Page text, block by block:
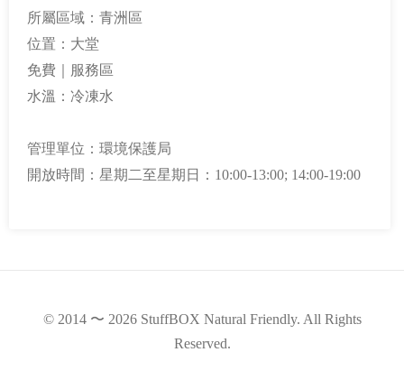
所屬區域：青洲區
位置：大堂
免費｜服務區
水溫：冷凍水
管理單位：環境保護局
開放時間：星期二至星期日：10:00-13:00; 14:00-19:00
© 2014 〜 2026 StuffBOX Natural Friendly. All Rights
Reserved.